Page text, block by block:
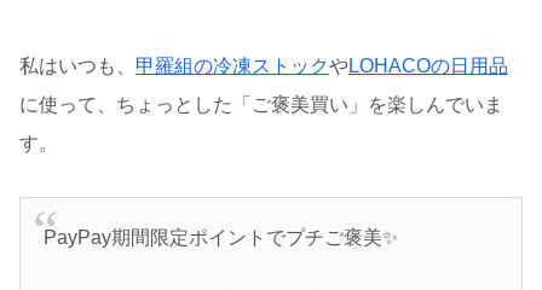
私はいつも、 甲羅組の冷凍ストックやLOHACOの日用品
に使って、ちょっとした「ご褒美買い」を楽しんでいま
す。
PayPay期間限定ポイントでプチご褒美✨️